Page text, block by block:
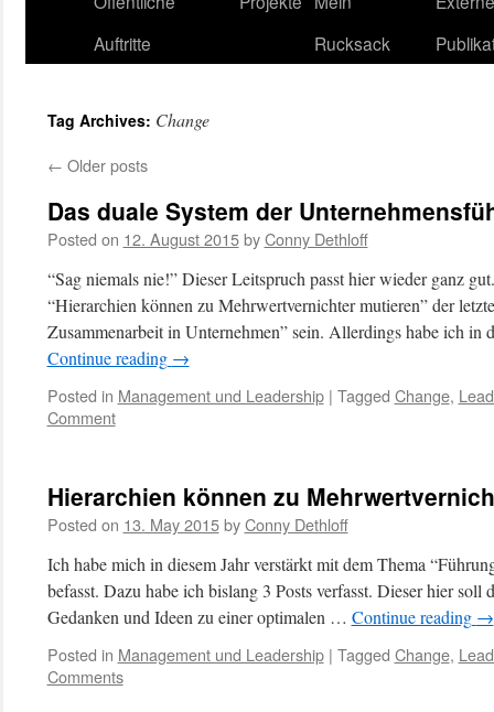
Auftritte
Rucksack
Tag Archives: Change
← Older posts
Das duale System der
Posted on 12. August 2015 by Conny Dethloff
“Sag niemals nie!” Dieser Leitspruch passt hier wieder ganz
“Hierarchien können zu Mehrwertvernichter mutieren” der
Zusammenarbeit in Unternehmen” sein. Allerdings habe ich
Continue reading →
Posted in Management und Leadership | Tagged Change,
Comment
Hierarchien können zu
Posted on 13. May 2015 by Conny Dethloff
Ich habe mich in diesem Jahr verstärkt mit dem Thema
befasst. Dazu habe ich bislang 3 Posts verfasst. Dieser hier soll
Gedanken und Ideen zu einer optimalen … Continue reading →
Posted in Management und Leadership | Tagged Change,
Comments